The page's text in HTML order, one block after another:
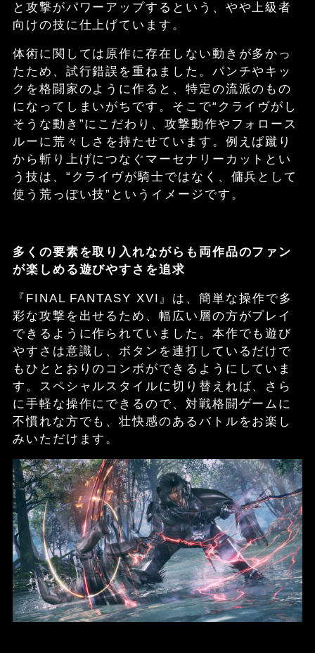
と攻撃がパワーアップするという、やや上級者
向けの技に仕上げています。
体術に関しては原作に存在しない動きが多かっ
たため、試行錯誤を重ねました。パンチやキッ
クを格闘家のように作ると、特定の流派のもの
になってしまいがちです。そこで“クライヴがし
そうな動き”にこだわり、攻撃動作やフォロース
ルーに荒々しさを持たせています。例えば蹴り
から斬り上げにつなぐマーセナリーカットとい
う技は、“クライヴが騎士ではなく、傭兵として
使う荒っぽい技”というイメージです。
多くの要素を取り入れながらも両作品のファン
が楽しめる遊びやすさを追求
『FINAL FANTASY XVI』は、簡単な操作で多
彩な攻撃を出せるため、幅広い層の方がプレイ
できるように作られていました。本作でも遊び
やすさは意識し、ボタンを連打しているだけで
もひととおりのコンボができるようにしていま
す。スペシャルスタイルに切り替えれば、さら
に手軽な操作にできるので、対戦格闘ゲームに
不慣れな方でも、壮快感のあるバトルをお楽し
みいただけます。